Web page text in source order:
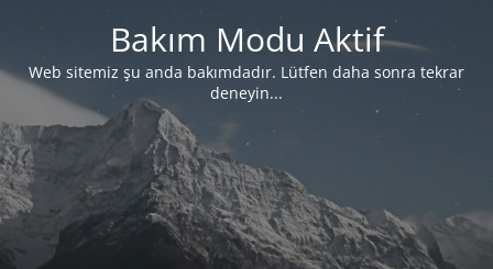
Bakım Modu Aktif
Web sitemiz şu anda bakımdadır. Lütfen daha sonra tekrar
deneyin...